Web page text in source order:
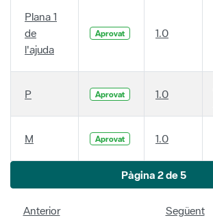
Plana 1
de
l'ajuda
Aprovat 1.0
P Aprovat 1.0
M Aprovat 1.0
Pàgina 2 de 5
Anterior Següent